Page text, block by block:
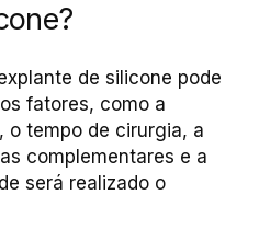
de silicone pode
fatores, como a
o tempo de cirurgia, a
complementares e a
será realizado o